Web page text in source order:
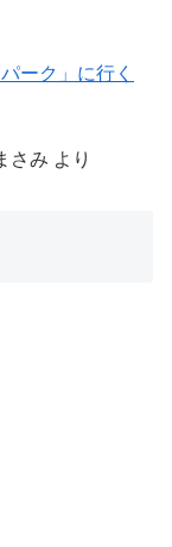
ーク」に行く
さみ より